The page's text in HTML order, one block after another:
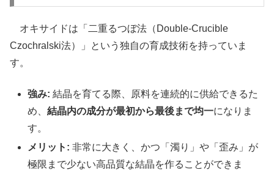
オキサイドは「二重るつぼ法（Double-Crucible
Czochralski法）」という独自の育成技術を持っていま
す。
強み: 結晶を育てる際、原料を連続的に供給できるた
め、結晶内の成分が最初から最後まで均一になりま
す。
メリット: 非常に大きく、かつ「濁り」や「歪み」が
極限まで少ない高品質な結晶を作ることができま